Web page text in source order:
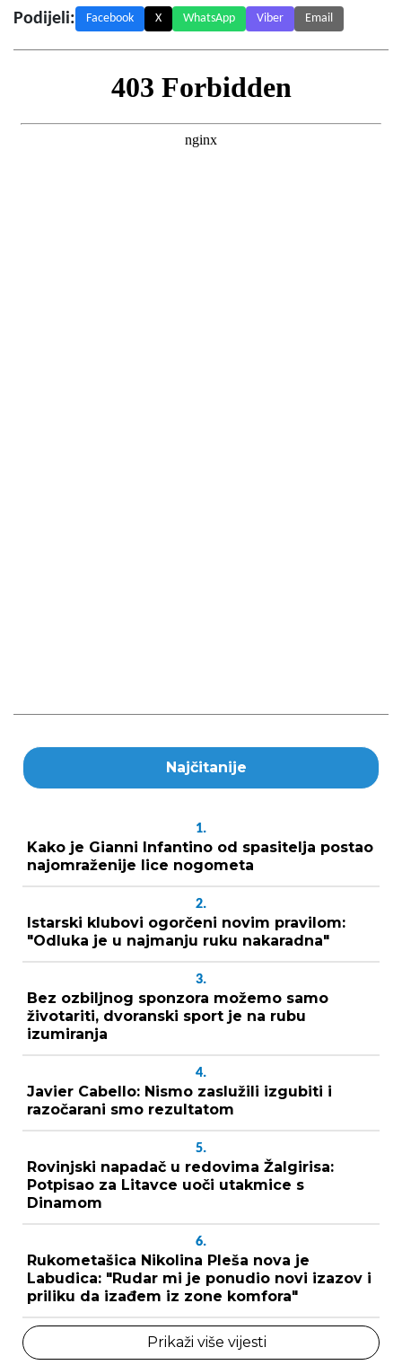
Podijeli: Facebook X WhatsApp Viber Email
Najčitanije
1.
Kako je Gianni Infantino od spasitelja postao
najomraženije lice nogometa
2.
Istarski klubovi ogorčeni novim pravilom:
"Odluka je u najmanju ruku nakaradna"
3.
Bez ozbiljnog sponzora možemo samo
životariti, dvoranski sport je na rubu
izumiranja
4.
Javier Cabello: Nismo zaslužili izgubiti i
razočarani smo rezultatom
5.
Rovinjski napadač u redovima Žalgirisa:
Potpisao za Litavce uoči utakmice s
Dinamom
6.
Rukometašica Nikolina Pleša nova je
Labudica: "Rudar mi je ponudio novi izazov i
priliku da izađem iz zone komfora"
Prikaži više vijesti